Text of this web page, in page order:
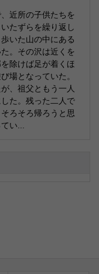
近所の子供たちを
たずらを繰り返し
いた山の中にある
。その沢は近くを
除けば足が着くほ
場となっていた。
、祖父ともう一人
た。残った二人で
ろそろ帰ろうと思
い...